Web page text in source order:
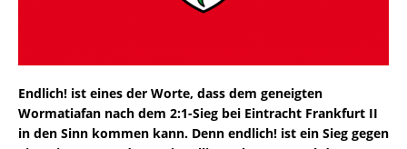
Endlich! ist eines der Worte, dass dem geneigten
Wormatiafan nach dem 2:1-Sieg bei Eintracht Frankfurt II
in den Sinn kommen kann. Denn endlich! ist ein Sieg gegen